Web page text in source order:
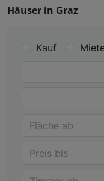
Häuser in Graz
Kauf